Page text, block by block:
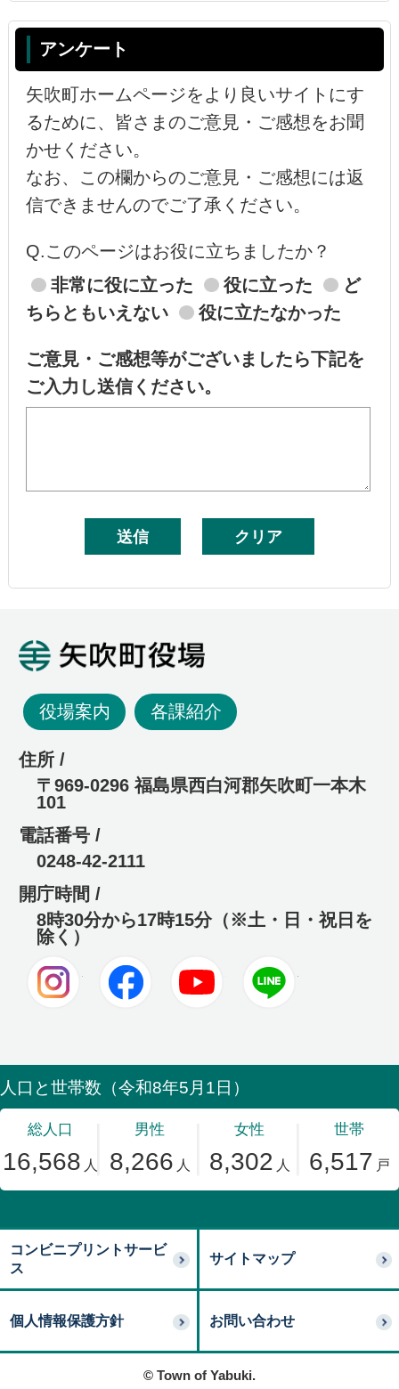
アンケート
矢吹町ホームページをより良いサイトにす
るために、皆さまのご意見・ご感想をお聞
かせください。
なお、この欄からのご意見・ご感想には返
信できませんのでご了承ください。
Q.このページはお役に立ちましたか？
非常に役に立った
役に立った
ど
ちらともいえない
役に立たなかった
ご意見・ご感想等がございましたら下記を
ご入力し送信ください。
役場案内 各課紹介
住所 /
〒969-0296 福島県西白河郡矢吹町一本木
101
電話番号 /
0248-42-2111
開庁時間 /
8時30分から17時15分（※土・日・祝日を
除く）
Instagram Facebook Youtube
コンビニプリントサービ
ス
サイトマップ
個人情報保護方針 お問い合わせ
© Town of Yabuki.